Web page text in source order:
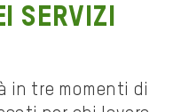
SERVIZI
in tre momenti di